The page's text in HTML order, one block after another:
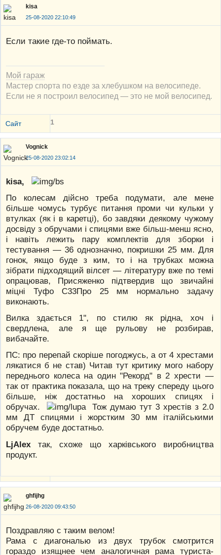
kisa
25-08-2020 22:10:49
Если такие где-то поймать.
Мой гараж
Мастер спорта по езде за хлебушком на велосипеде.
Если не я построил велосипед — это не мой велосипед.
Сайт 1
Vognick
25-08-2020 23:02:14
kisa,
По колесам дійсно треба подумати, але мене
більше чомусь турбує питання проми чи кульки у
втулках (як і в каретці), бо завдяки деякому чужому
досвіду з обручами і спицями вже більш-менш ясно,
і навіть лежить пару комплектів для зборки і
тестування — 36 однозначно, покришки 25 мм. Для
гонок, якщо буде з ким, то і на трубках можна
зібрати підходящий вілсет — літературу вже по темі
опрацював, Присяженко підтвердив що звичайні
міцні Туфо С33Про 25 мм нормально задачу
виконають.
Вилка здається 1", по стилю як рідна, хоч і
свердлена, але я ще рульову не розбирав,
вибачайте.
ПС: про перепай скоріше погоджусь, а от 4 хрестами
лякатися б не став) Читав тут критику мого набору
переднього колеса на один "Рекорд" в 2 хрести —
так от практика показала, що на треку спереду цього
більше, ніж достатньо на хороших спицях і
обручах.
Тож думаю тут 3 хрестів з 2.0
мм ДТ спицями і жорстким 30 мм італійськими
обручем буде достатньо.
LjAlex так, схоже що харківського виробництва
продукт.
ghfijhg
26-08-2020 09:43:50
Поздравляю с таким велом!
Рама с диагональю из двух трубок смотрится
гораздо изящнее чем аналогичная рама туриста-